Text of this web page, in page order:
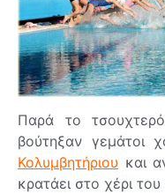
Παρά το
βούτηξαν γεμάτοι
Κολυμβητήριου και
κρατάει στο χέρι